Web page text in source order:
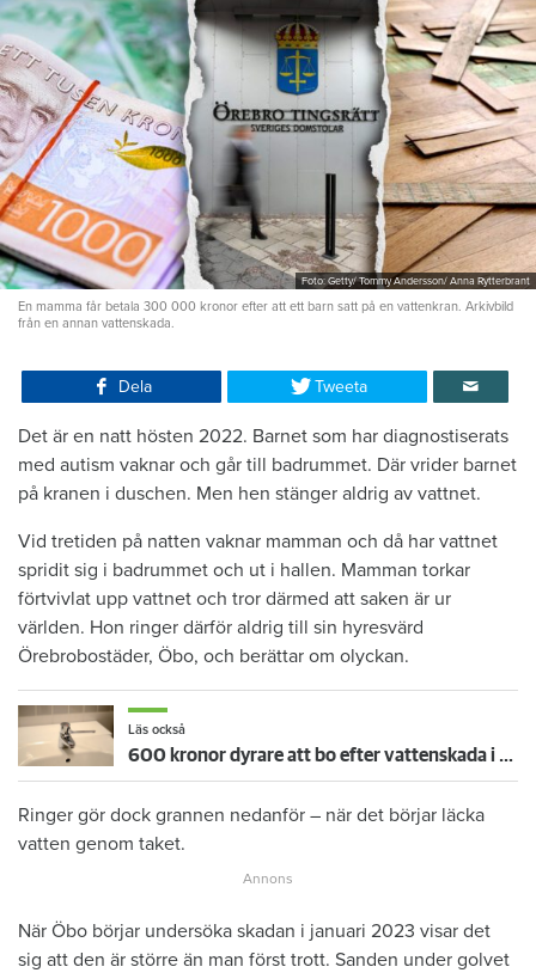
Foto: Getty/ Tommy Andersson/ Anna Rytterbrant
En mamma får betala 300 000 kronor efter att ett barn satt på en vattenkran. Arkivbild
från en annan vattenskada.
Dela Tweeta
Det är en natt hösten 2022. Barnet som har diagnostiserats
med autism vaknar och går till badrummet. Där vrider barnet
på kranen i duschen. Men hen stänger aldrig av vattnet.
Vid tretiden på natten vaknar mamman och då har vattnet
spridit sig i badrummet och ut i hallen. Mamman torkar
förtvivlat upp vattnet och tror därmed att saken är ur
världen. Hon ringer därför aldrig till sin hyresvärd
Örebrobostäder, Öbo, och berättar om olyckan.
Läs också
600 kronor dyrare att bo efter vattenskada i Varberg
Ringer gör dock grannen nedanför – när det börjar läcka
vatten genom taket.
När Öbo börjar undersöka skadan i januari 2023 visar det
sig att den är större än man först trott. Sanden under golvet